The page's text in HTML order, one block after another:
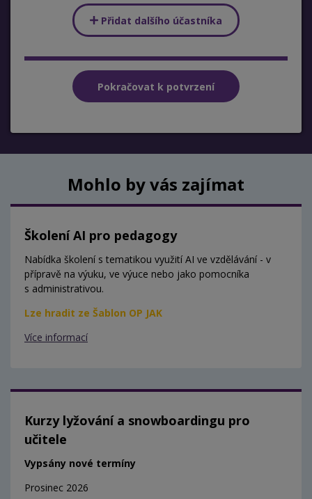
Přidat dalšího účastníka
Mohlo by vás zajímat
Školení AI pro pedagogy
Nabídka školení s tematikou využití AI ve vzdělávání - v
přípravě na výuku, ve výuce nebo jako pomocníka
s administrativou.
Lze hradit ze Šablon OP JAK
Více informací
Kurzy lyžování a snowboardingu pro
učitele
Vypsány nové termíny
Prosinec 2026